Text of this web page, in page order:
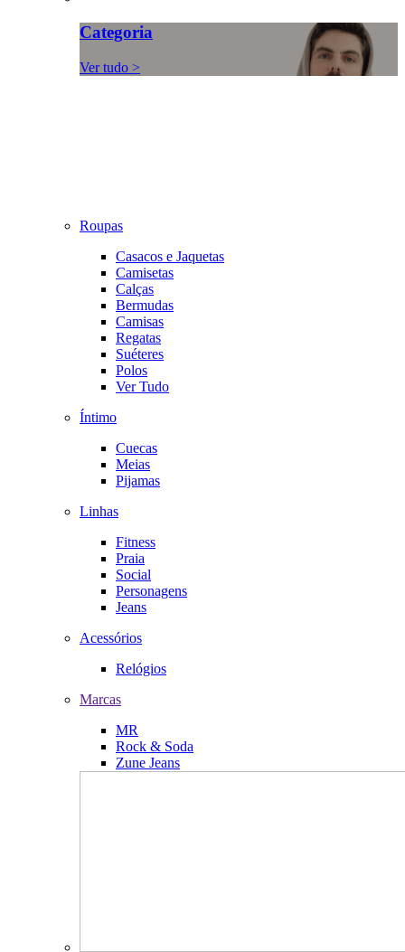
Categoria
Ver tudo >
Roupas
Casacos e Jaquetas
Camisetas
Calças
Bermudas
Camisas
Regatas
Suéteres
Polos
Ver Tudo
Íntimo
Cuecas
Meias
Pijamas
Linhas
Fitness
Praia
Social
Personagens
Jeans
Acessórios
Relógios
Marcas
MR
Rock & Soda
Zune Jeans